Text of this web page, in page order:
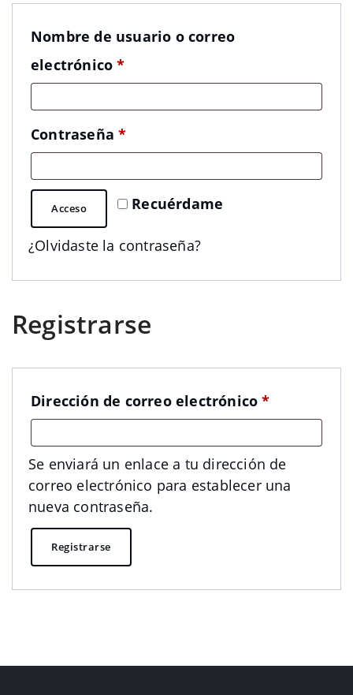
Nombre de usuario o correo
electrónico*Obligatorio
Contraseña*Obligatorio
Recuérdame
Acceso
¿Olvidaste la contraseña?
Registrarse
Dirección de correo electrónico*Obligatorio
Se enviará un enlace a tu dirección de
correo electrónico para establecer una
nueva contraseña.
Registrarse